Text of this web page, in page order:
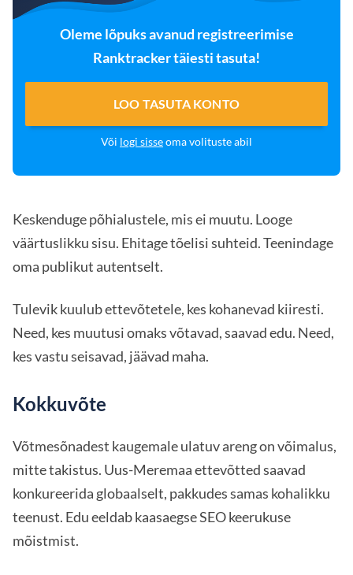
Oleme lõpuks avanud registreerimise
Ranktracker täiesti tasuta!
LOO TASUTA KONTO
Või logi sisseoma volituste abil
Keskenduge põhialustele, mis ei muutu. Looge
väärtuslikku sisu. Ehitage tõelisi suhteid. Teenindage
oma publikut autentselt.
Tulevik kuulub ettevõtetele, kes kohanevad kiiresti.
Need, kes muutusi omaks võtavad, saavad edu. Need,
kes vastu seisavad, jäävad maha.
Kokkuvõte
Võtmesõnadest kaugemale ulatuv areng on võimalus,
mitte takistus. Uus-Meremaa ettevõtted saavad
konkureerida globaalselt, pakkudes samas kohalikku
teenust. Edu eeldab kaasaegse SEO keerukuse
mõistmist.